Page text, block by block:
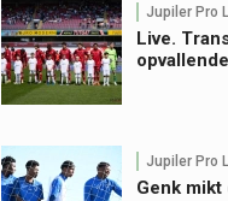
Jupiler Pro
Live.
Jupiler Pro
Genk